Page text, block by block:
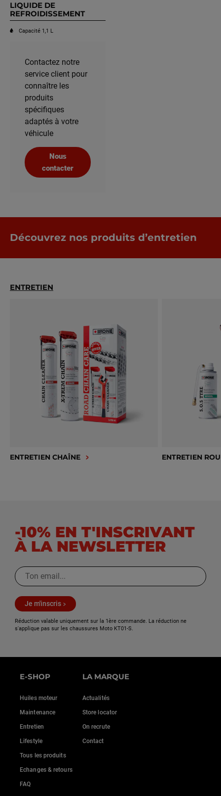
LIQUIDE DE
REFROIDISSEMENT
Capacité 1,1 L
Contactez notre
service client pour
connaître les
produits
spécifiques
adaptés à votre
véhicule
Nous
contacter
Découvrez nos produits d’entretien
ENTRETIEN
ENTRETIEN CHAÎNE ENTRETIEN
-10% EN T'INSCRIVANT
À LA NEWSLETTER
Je m'inscris
Réduction valable uniquement sur la 1ère commande. La réduction ne
s'applique pas sur les chaussures Moto KT01-S.
E-SHOP
Huiles moteur
Maintenance
Entretien
Lifestyle
Tous les produits
Echanges & retours
FAQ
LA MARQUE
Actualités
Store locator
On recrute
Contact